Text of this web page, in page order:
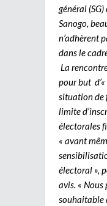
général
Sanogo,
n’adhèrent
dans le
La
pour but
situation de
limite
électorales
« avant
électoral »,
avis. « Nous
souhaitable